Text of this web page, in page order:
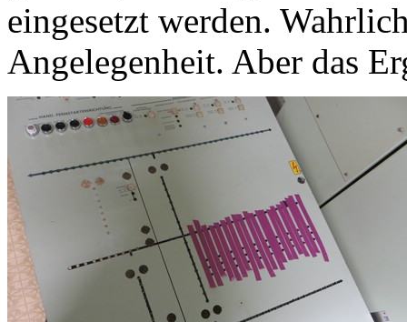
eingesetzt werden.
Angelegenheit. Aber das